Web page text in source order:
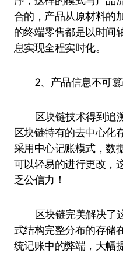
合的，产品从原材料的
的终端零售都是以时间
息实现全程实时化。
2、产品信息不可
区块链技术得到追
区块链特有的去中心化
采用中心记账模式，数
可以轻易的进行更改，
乏公信力！
区块链完美解决了
式结构完整分布的存储
统记账中的弊端，大幅